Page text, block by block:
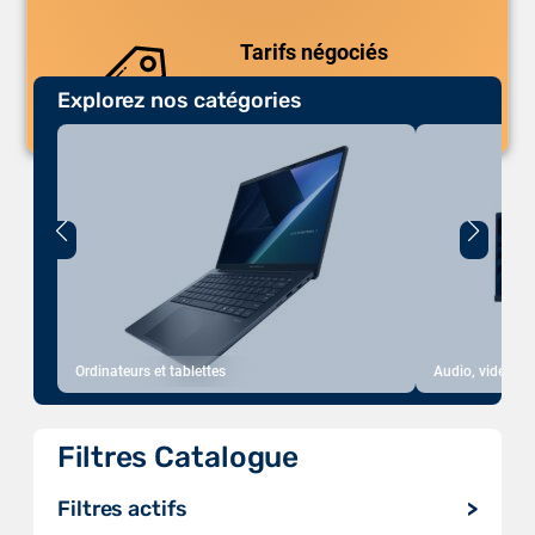
Explorez nos catégories
Ordinateurs et tablettes Audio, vidéo,
Filtres Catalogue
Filtres actifs
Tarifs négociés
Des prix compétitifs adaptés aux
volumes.